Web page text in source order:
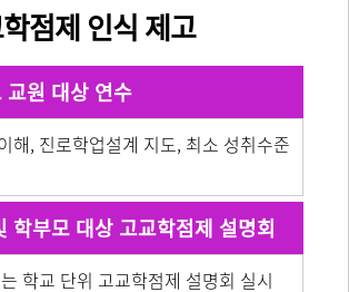
점제 인식 제고
교원 대상 연수
해, 진로학업설계 지도, 최소 성취수준
학부모 대상 고교학점제 설명회
학교 단위 고교학점제 설명회 실시